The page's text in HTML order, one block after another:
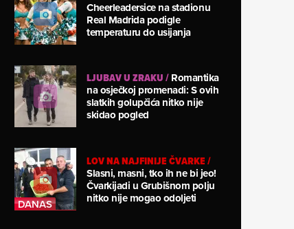
Cheerleadersice na stadionu
Real Madrida podigle
temperaturu do usijanja
LJUBAV U ZRAKU/Romantika
na osječkoj promenadi: S ovih
slatkih golupčića nitko nije
skidao pogled
LOV NA NAJFINIJE ČVARKE/
Slasni, masni, tko ih ne bi jeo!
Čvarkijadi u Grubišnom polju
nitko nije mogao odoljeti